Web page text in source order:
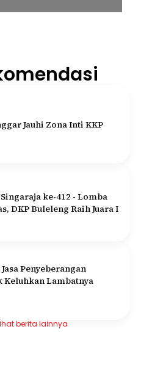
Jauhi Zona Inti KKP
ke-412 - Lomba
DKP Buleleng Raih Juara I
Penyeberangan
Keluhkan Lambatnya
berita lainnya